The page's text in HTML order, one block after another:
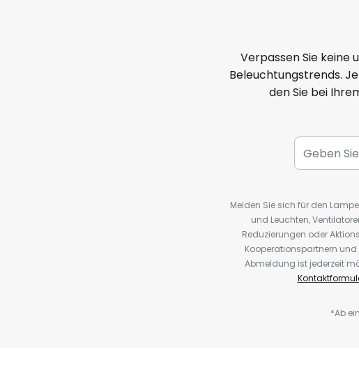
Verpassen Sie keine
Beleuchtungstrends.
den Sie bei
Melden Sie sich für den
und Leuchten,
Reduzierungen oder
Kooperationspartnern
Abmeldung ist jederzeit
*Ab